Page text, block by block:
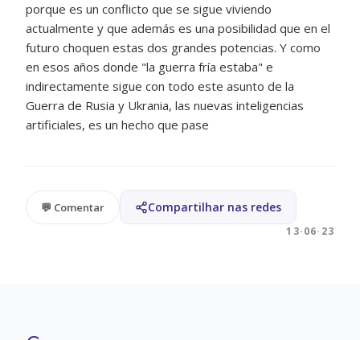
porque es un conflicto que se sigue viviendo
actualmente y que además es una posibilidad que en el
futuro choquen estas dos grandes potencias. Y como
en esos años donde "la guerra fría estaba" e
indirectamente sigue con todo este asunto de la
Guerra de Rusia y Ukrania, las nuevas inteligencias
artificiales, es un hecho que pase
💬 Comentar Compartilhar nas redes
13·06·23